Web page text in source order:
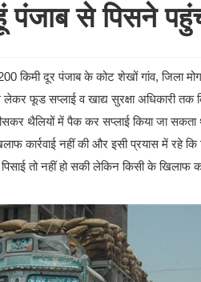
से पिसने
किमी दूर पंजाब के कोट शेखों गांव, जिला
फूड सप्लाई व खाद्य सुरक्षा अधिकारी
थैलियों में पैक कर सप्लाई किया जा सकता
कार्रवाई नहीं की और इसी प्रयास में रहे
तो नहीं हो सकी लेकिन किसी के खिलाफ